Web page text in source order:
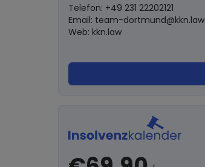
Telefon: +49 231 22202121
Email: team-dortmund@kkn.law
Web: kkn.law